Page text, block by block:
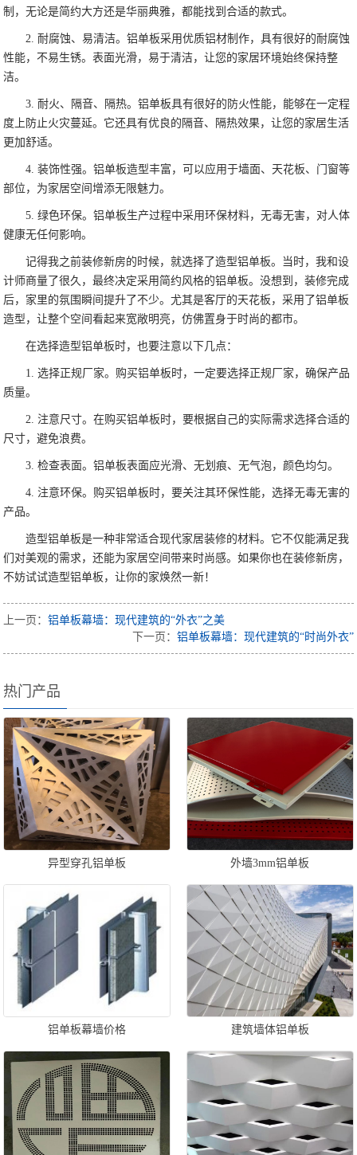
制，无论是简约大方还是华丽典雅，都能找到合适的款式。
2. 耐腐蚀、易清洁。铝单板采用优质铝材制作，具有很好的耐腐蚀
性能，不易生锈。表面光滑，易于清洁，让您的家居环境始终保持整
洁。
3. 耐火、隔音、隔热。铝单板具有很好的防火性能，能够在一定程
度上防止火灾蔓延。它还具有优良的隔音、隔热效果，让您的家居生活
更加舒适。
4. 装饰性强。铝单板造型丰富，可以应用于墙面、天花板、门窗等
部位，为家居空间增添无限魅力。
5. 绿色环保。铝单板生产过程中采用环保材料，无毒无害，对人体
健康无任何影响。
记得我之前装修新房的时候，就选择了造型铝单板。当时，我和设
计师商量了很久，最终决定采用简约风格的铝单板。没想到，装修完成
后，家里的氛围瞬间提升了不少。尤其是客厅的天花板，采用了铝单板
造型，让整个空间看起来宽敞明亮，仿佛置身于时尚的都市。
在选择造型铝单板时，也要注意以下几点：
1. 选择正规厂家。购买铝单板时，一定要选择正规厂家，确保产品
质量。
2. 注意尺寸。在购买铝单板时，要根据自己的实际需求选择合适的
尺寸，避免浪费。
3. 检查表面。铝单板表面应光滑、无划痕、无气泡，颜色均匀。
4. 注意环保。购买铝单板时，要关注其环保性能，选择无毒无害的
产品。
造型铝单板是一种非常适合现代家居装修的材料。它不仅能满足我
们对美观的需求，还能为家居空间带来时尚感。如果你也在装修新房，
不妨试试造型铝单板，让你的家焕然一新！
上一页：铝单板幕墙：现代建筑的“外衣”之美
下一页： 铝单板幕墙：现代建筑的“时尚外衣”
热门产品
异型穿孔铝单板 外墙3mm铝单板
铝单板幕墙价格 建筑墙体铝单板